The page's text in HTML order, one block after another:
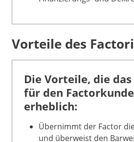
Vorteile des
Die Vorteile, die
für den
erheblich:
Übernimmt der Factor
und überweist den